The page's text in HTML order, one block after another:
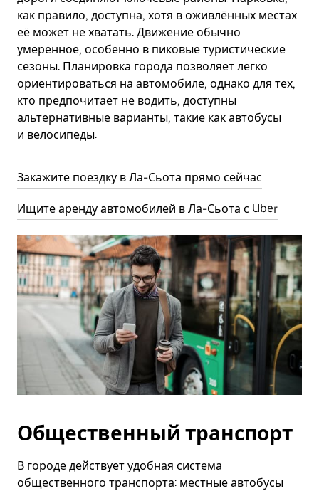
как правило, доступна, хотя в оживлённых местах
её может не хватать. Движение обычно
умеренное, особенно в пиковые туристические
сезоны. Планировка города позволяет легко
ориентироваться на автомобиле, однако для тех,
кто предпочитает не водить, доступны
альтернативные варианты, такие как автобусы
и велосипеды.
Закажите поездку в Ла-Сьота прямо сейчас
Ищите аренду автомобилей в Ла-Сьота с Uber
Общественный транспорт
В городе действует удобная система
общественного транспорта: местные автобусы